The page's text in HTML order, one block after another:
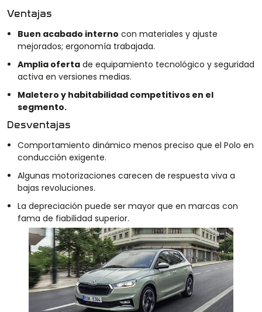
Ventajas
Buen acabado interno con materiales y ajuste
mejorados; ergonomía trabajada.
Amplia oferta de equipamiento tecnológico y seguridad
activa en versiones medias.
Maletero y habitabilidad competitivos en el
segmento.
Desventajas
Comportamiento dinámico menos preciso que el Polo en
conducción exigente.
Algunas motorizaciones carecen de respuesta viva a
bajas revoluciones.
La depreciación puede ser mayor que en marcas con
fama de fiabilidad superior.